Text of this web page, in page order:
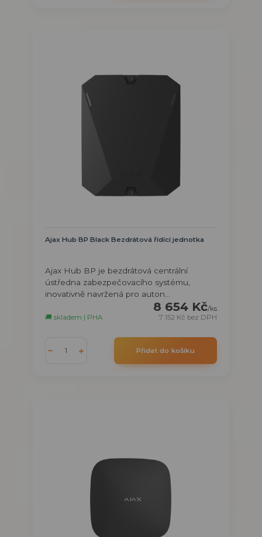
Ajax Hub BP Black Bezdrátová řídící jednotka
Ajax Hub BP je bezdrátová centrální
ústředna zabezpečovacího systému,
inovativně navržená pro auton...
8 654 Kč/ks
7 152 Kč bez DPH
🚚 skladem | PHA
Přidat do košíku